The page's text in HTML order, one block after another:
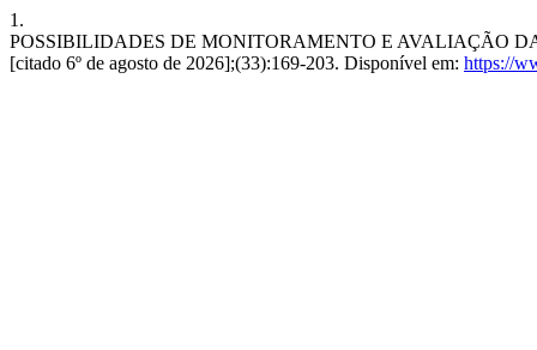
1.
POSSIBILIDADES DE MONITORAMENTO E AVALIAÇÃO
[citado 6º de agosto de 2026];(33):169-203. Disponível em: https://